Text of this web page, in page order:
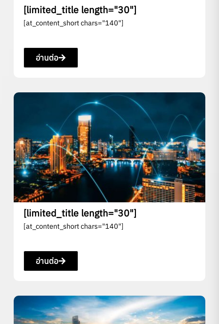
[limited_title length="30"]
[at_content_short chars="140"]
อ่านต่อ
[limited_title length="30"]
[at_content_short chars="140"]
อ่านต่อ